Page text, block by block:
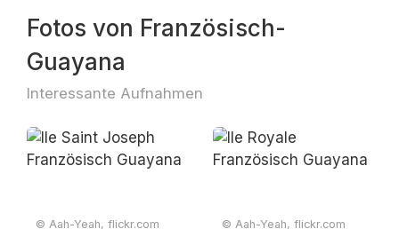
Fotos von Französisch-
Guayana
Interessante Aufnahmen
© Aah-Yeah, flickr.com © Aah-Yeah, flickr.com